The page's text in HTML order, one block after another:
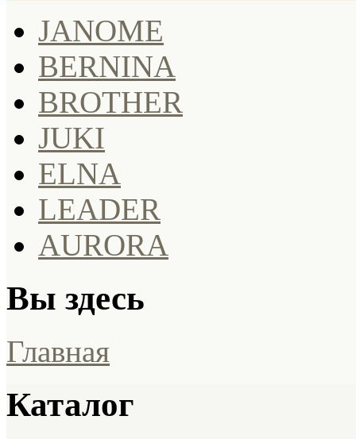
JANOME
BERNINA
BROTHER
JUKI
ELNA
LEADER
AURORA
Вы здесь
Главная
Каталог